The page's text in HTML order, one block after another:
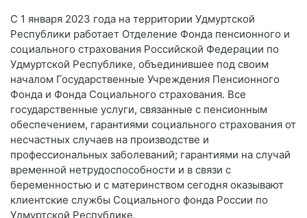
С 1 января 2023 года на территории Удмуртской
Республики работает Отделение Фонда пенсионного и
социального страхования Российской Федерации по
Удмуртской Республике, объединившее под своим
началом Государственные Учреждения Пенсионного
Фонда и Фонда Социального страхования. Все
государственные услуги, связанные с пенсионным
обеспечением, гарантиями социального страхования от
несчастных случаев на производстве и
профессиональных заболеваний; гарантиями на случай
временной нетрудоспособности и в связи с
беременностью и с материнством сегодня оказывают
клиентские службы Социального фонда России по
Удмуртской Республике.